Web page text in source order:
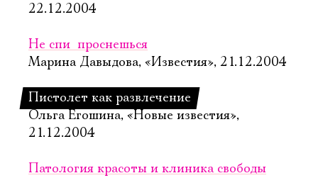
22.12.2004
Не спи  проснешься
Марина Давыдова, «Известия», 21.12.2004
Пистолет как развлечение
Ольга Егошина, «Новые известия»,
21.12.2004
Патология красоты и клиника свободы